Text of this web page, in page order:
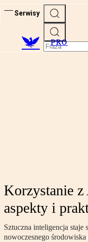
Serwisy
PRO
Korzystanie
aspekty i
Sztuczna inteligencja staje
nowoczesnego